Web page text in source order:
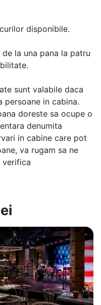
disponibile.
la una pana la patru
sunt valabile daca
persoane in cabina.
doreste sa ocupe o
denumita
in cabine care pot
va rugam sa ne
verifica